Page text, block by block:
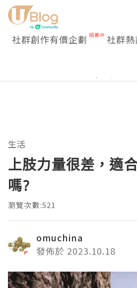
社群創作有價企劃 社群
生活
上肢力量很差，適
嗎?
瀏覽次數:521
omuchina
發佈於 2023.10.18